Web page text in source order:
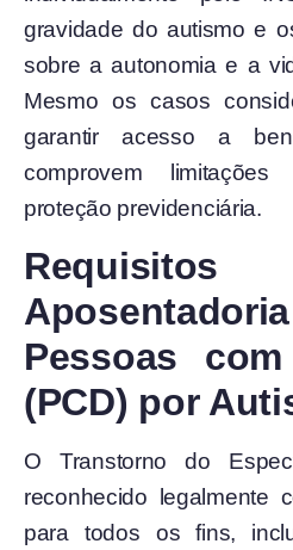
gravidade do autismo e
sobre a autonomia e a
Mesmo os casos
garantir acesso a
comprovem
proteção previdenciária.
Pessoas
(PCD) por
O Transtorno do
reconhecido legalmente
para todos os fins,